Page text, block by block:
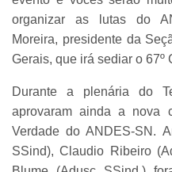
organizar as lutas do
Moreira, presidente da
Gerais, que irá sediar o 67º
Durante a plenária do
aprovaram ainda a nova
Verdade do ANDES-SN.
SSind), Claudio Ribeiro